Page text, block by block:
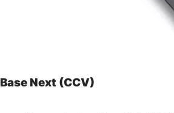
Base Next (CCV)